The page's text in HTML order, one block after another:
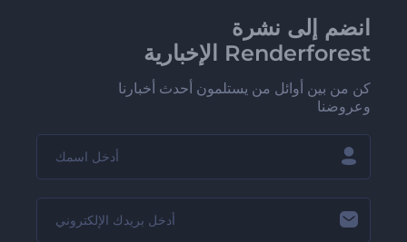
انضم إلى نشرة
Renderforest الإخبارية
كن من بين أوائل من يستلمون أحدث أخبارنا
وعروضنا